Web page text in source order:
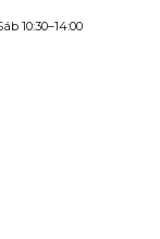
10:30–14:00